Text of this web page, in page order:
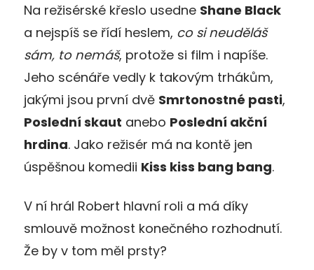
Na režisérské křeslo usedne Shane Black
a nejspíš se řídí heslem, co si neuděláš
sám, to nemáš, protože si film i napíše.
Jeho scénáře vedly k takovým trhákům,
jakými jsou první dvě Smrtonostné pasti,
Poslední skaut anebo Poslední akční
hrdina. Jako režisér má na kontě jen
úspěšnou komedii Kiss kiss bang bang.
V ní hrál Robert hlavní roli a má díky
smlouvě možnost konečného rozhodnutí.
Že by v tom měl prsty?